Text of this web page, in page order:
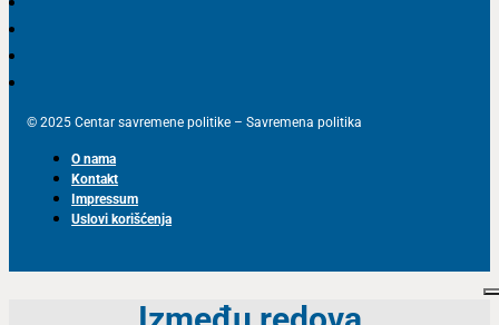
© 2025 Centar savremene politike – Savremena politika
O nama
Kontakt
Impressum
Uslovi korišćenja